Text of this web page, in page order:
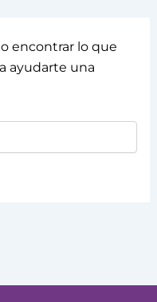
encontrar lo que
ayudarte una